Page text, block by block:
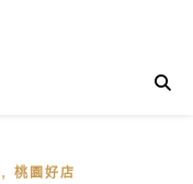
, 桃園好店